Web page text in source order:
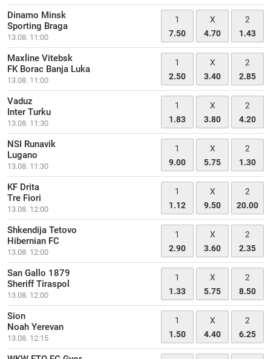
Dinamo Minsk
Sporting Braga
13.08. 11:00
1
7.50
X
4.70
2
1.43
Maxline Vitebsk
FK Borac Banja Luka
13.08. 11:00
1
2.50
X
3.40
2
2.85
Vaduz
Inter Turku
13.08. 11:30
1
1.83
X
3.80
2
4.20
NSI Runavik
Lugano
13.08. 11:30
1
9.00
X
5.75
2
1.30
KF Drita
Tre Fiori
13.08. 12:00
1
1.12
X
9.50
2
20.00
Shkendija Tetovo
Hibernian FC
13.08. 12:00
1
2.90
X
3.60
2
2.35
San Gallo 1879
Sheriff Tiraspol
13.08. 12:00
1
1.33
X
5.75
2
8.50
Sion
Noah Yerevan
13.08. 12:15
1
1.50
X
4.40
2
6.25